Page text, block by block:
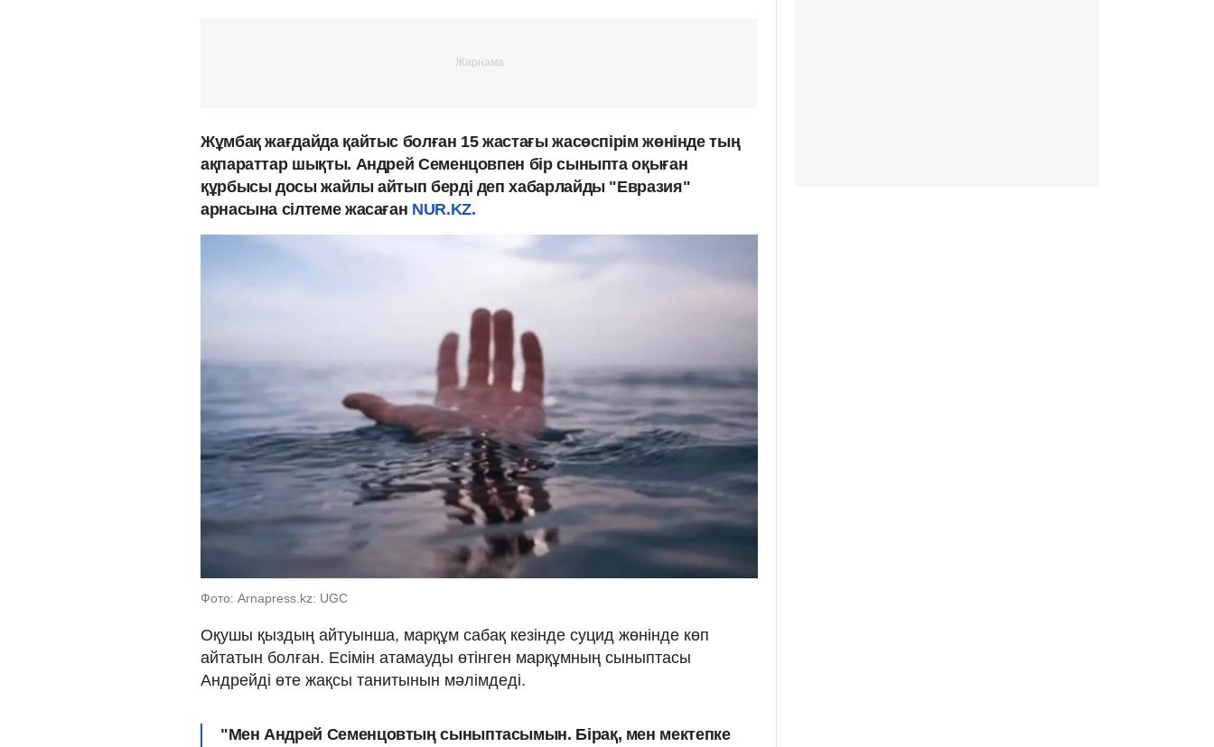
Жұмбақ жағдайда қайтыс болған 15 жастағы жасөспірім жөнінде тың
ақпараттар шықты. Андрей Семенцовпен бір сыныпта оқыған
құрбысы досы жайлы айтып берді деп хабарлайды "Евразия"
арнасына сілтеме жасаған NUR.KZ.
Фото: Arnapress.kz: UGC
Оқушы қыздың айтуынша, марқұм сабақ кезінде суцид жөнінде көп
айтатын болған. Есімін атамауды өтінген марқұмның сыныптасы
Андрейді өте жақсы танитынын мәлімдеді.
"Мен Андрей Семенцовтың сыныптасымын. Бірақ, мен мектепке